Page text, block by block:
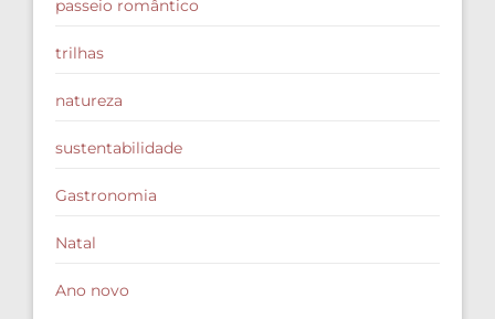
passeio romântico
trilhas
natureza
sustentabilidade
Gastronomia
Natal
Ano novo